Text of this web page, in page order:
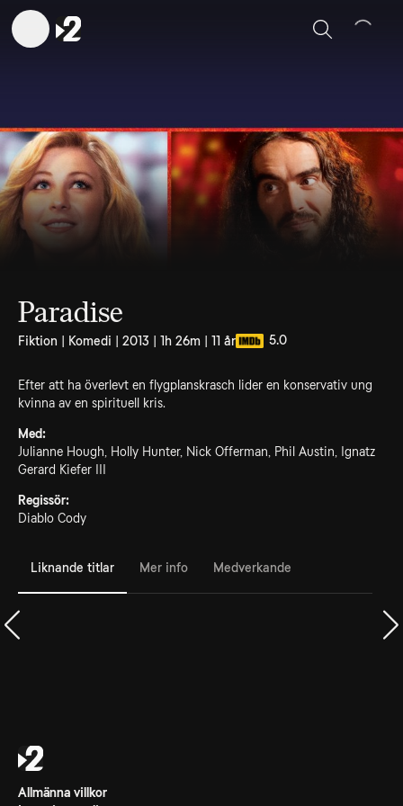
Sök
Paradise
Fiktion | Komedi | 2013 | 1h 26m | 11 år 5.0
Efter att ha överlevt en flygplanskrasch lider en konservativ ung
kvinna av en spirituell kris.
Med:
Julianne Hough, Holly Hunter, Nick Offerman, Phil Austin, Ignatz
Gerard Kiefer III
Regissör:
Diablo Cody
Liknande titlar Mer info Medverkande
Allmänna villkor